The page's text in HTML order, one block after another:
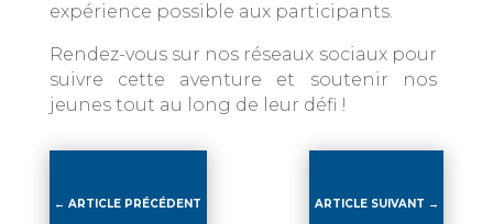
expérience possible aux participants.
Rendez-vous sur nos réseaux sociaux pour
suivre cette aventure et soutenir nos
jeunes tout au long de leur défi !
←ARTICLE PRÉCÉDENT ARTICLE SUIVANT →